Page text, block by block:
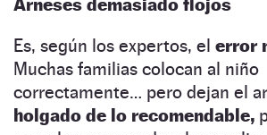
Arneses demasiado flojos
Es, según los expertos, el error
Muchas familias colocan al niño
correctamente… pero dejan el
holgado de lo recomendable,